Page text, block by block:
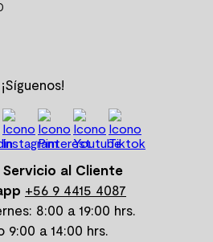
¡Síguenos!
Servicio al Cliente
+56 9 4415 4087
8:00 a 19:00 hrs.
9:00 a 14:00 hrs.